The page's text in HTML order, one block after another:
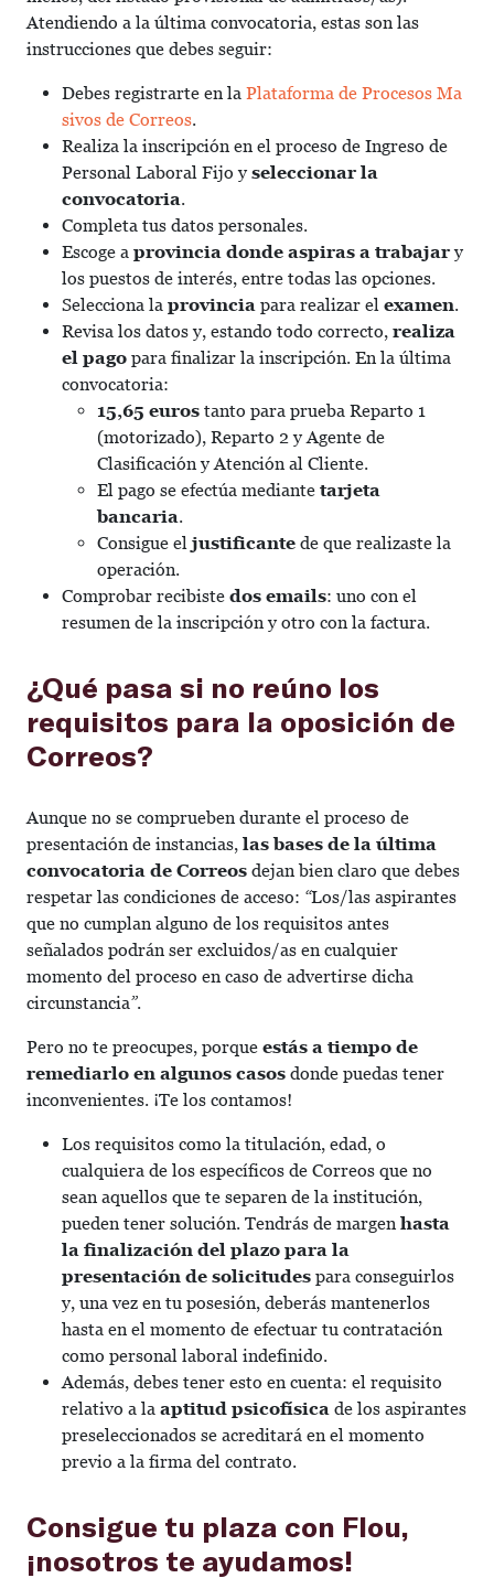
Atendiendo a la última convocatoria, estas son las
instrucciones que debes seguir:
Debes registrarte en la Plataforma de Procesos Ma
sivos de Correos.
Realiza la inscripción en el proceso de Ingreso de
Personal Laboral Fijo y seleccionar la
convocatoria.
Completa tus datos personales.
Escoge a provincia donde aspiras a trabajary
los puestos de interés, entre todas las opciones.
Selecciona la provincia para realizar el examen.
Revisa los datos y, estando todo correcto, realiza
el pago para finalizar la inscripción. En la última
convocatoria:
15,65 euros tanto para prueba Reparto 1
(motorizado), Reparto 2 y Agente de
Clasificación y Atención al Cliente.
El pago se efectúa mediante tarjeta
bancaria.
Consigue el justificante de que realizaste la
operación.
Comprobar recibiste dos emails: uno con el
resumen de la inscripción y otro con la factura.
¿Qué pasa si no reúno los
requisitos para la oposición de
Correos?
Aunque no se comprueben durante el proceso de
presentación de instancias, las bases de la última
convocatoria de Correos dejan bien claro que debes
respetar las condiciones de acceso: “Los/las aspirantes
que no cumplan alguno de los requisitos antes
señalados podrán ser excluidos/as en cualquier
momento del proceso en caso de advertirse dicha
circunstancia”.
Pero no te preocupes, porque estás a tiempo de
remediarlo en algunos casos donde puedas tener
inconvenientes. ¡Te los contamos!
Los requisitos como la titulación, edad, o
cualquiera de los específicos de Correos que no
sean aquellos que te separen de la institución,
pueden tener solución. Tendrás de margen hasta
la finalización del plazo para la
presentación de solicitudes para conseguirlos
y, una vez en tu posesión, deberás mantenerlos
hasta en el momento de efectuar tu contratación
como personal laboral indefinido.
Además, debes tener esto en cuenta: el requisito
relativo a la aptitud psicofísica de los aspirantes
preseleccionados se acreditará en el momento
previo a la firma del contrato.
Consigue tu plaza con Flou,
¡nosotros te ayudamos!